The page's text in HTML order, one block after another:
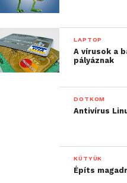
LAPTOP
A vírusok a
pályáznak
DOTKOM
Antivírus
KÜTYÜK
Építs